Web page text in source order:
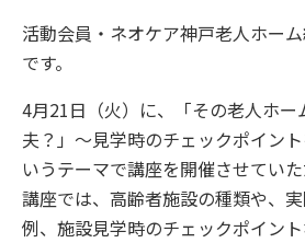
活動会員・ネオケア神戸老人ホー
です。
4月21日（火）に、「その老人ホー
夫？」～見学時のチェックポイン
いうテーマで講座を開催させていた
講座では、高齢者施設の種類や、
例、施設見学時のチェックポイン